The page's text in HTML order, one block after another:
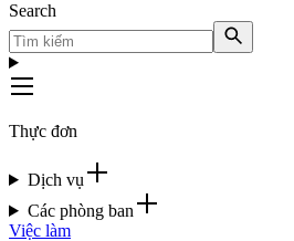
Search
Thực đơn
Dịch vụ
Các phòng ban
Việc làm